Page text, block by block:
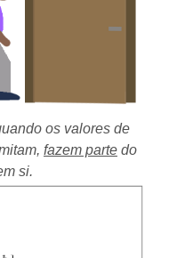
os valores de
fazem partedo
si.